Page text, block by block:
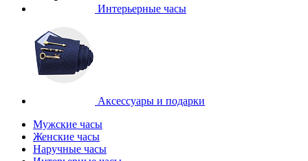
Интерьерные часы
Аксессуары и подарки
Мужские часы
Женские часы
Наручные часы